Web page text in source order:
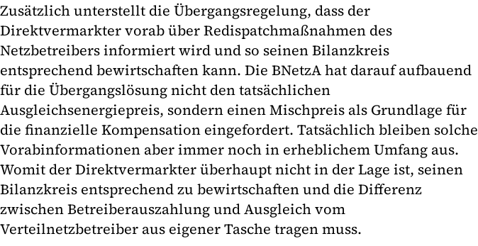
Zusätzlich unterstellt die Übergangsregelung, dass der
Direktvermarkter vorab über Redispatchmaßnahmen des
Netzbetreibers informiert wird und so seinen Bilanzkreis
entsprechend bewirtschaften kann. Die BNetzA hat darauf aufbauend
für die Übergangslösung nicht den tatsächlichen
Ausgleichsenergiepreis, sondern einen Mischpreis als Grundlage für
die finanzielle Kompensation eingefordert. Tatsächlich bleiben solche
Vorabinformationen aber immer noch in erheblichem Umfang aus.
Womit der Direktvermarkter überhaupt nicht in der Lage ist, seinen
Bilanzkreis entsprechend zu bewirtschaften und die Differenz
zwischen Betreiberauszahlung und Ausgleich vom
Verteilnetzbetreiber aus eigener Tasche tragen muss.